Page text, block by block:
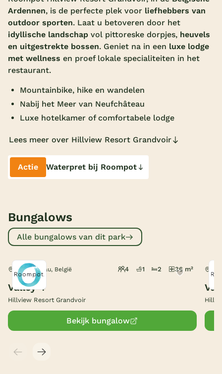
Overdekt zwembad
Wildwaterbaan
Indoor speeltuin
Keuzehulp
Bestemmingen
Nederland
Veluwe
België
Ardennen, is de perfecte plek voor liefhebbers van
outdoor sporten. Laat u betoveren door het
idyllische landschap vol pittoreske dorpjes, heuvels
en uitgestrekte bossen. Geniet na in een luxe lodge
met wellness en proef lokale specialiteiten in het
restaurant.
Mountainbike, hike en wandelen
Nabij het Meer van Neufchâteau
Luxe hotelkamer of comfortabele lodge
Lees meer over Hillview Resort Grandvoir
Actie Waterpret bij Roompot
Bungalows
Alle bungalows van dit park
Neufchâteau, België 4 1 2 36 m²
Valley 4
Hillview Resort Grandvoir
Bekijk bungalow